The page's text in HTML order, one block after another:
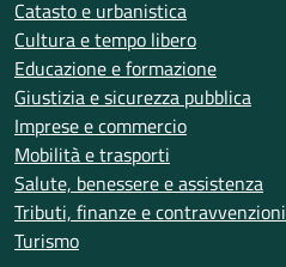
Catasto e urbanistica
Cultura e tempo libero
Educazione e formazione
Giustizia e sicurezza pubblica
Imprese e commercio
Mobilità e trasporti
Salute, benessere e assistenza
Tributi, finanze e contravvenzioni
Turismo